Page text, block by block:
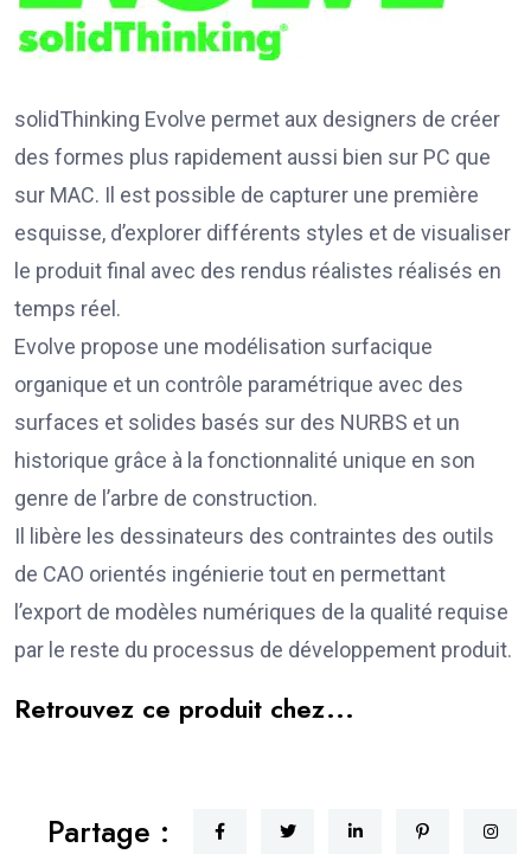
solidThinking Evolve permet aux designers de créer
des formes plus rapidement aussi bien sur PC que
sur MAC. Il est possible de capturer une première
esquisse, d’explorer différents styles et de visualiser
le produit final avec des rendus réalistes réalisés en
temps réel.
Evolve propose une modélisation surfacique
organique et un contrôle paramétrique avec des
surfaces et solides basés sur des NURBS et un
historique grâce à la fonctionnalité unique en son
genre de l’arbre de construction.
Il libère les dessinateurs des contraintes des outils
de CAO orientés ingénierie tout en permettant
l’export de modèles numériques de la qualité requise
par le reste du processus de développement produit.
Retrouvez ce produit chez...
Partage :